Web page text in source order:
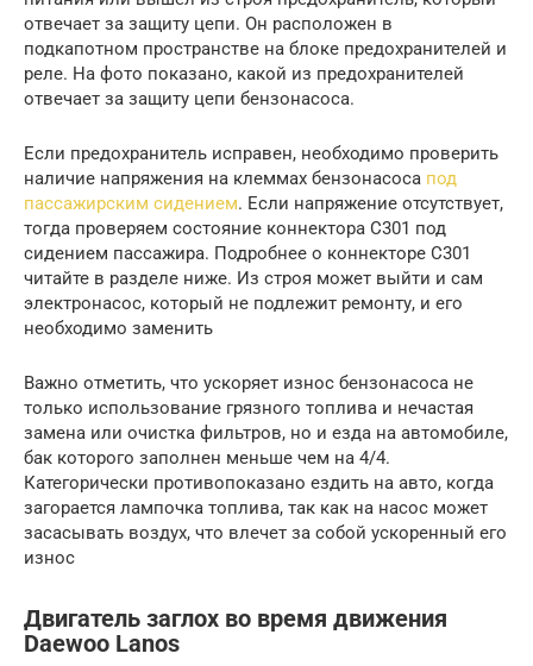
отвечает за защиту цепи. Он расположен в
подкапотном пространстве на блоке предохранителей и
реле. На фото показано, какой из предохранителей
отвечает за защиту цепи бензонасоса.
Если предохранитель исправен, необходимо проверить
наличие напряжения на клеммах бензонасоса под
пассажирским сидением. Если напряжение отсутствует,
тогда проверяем состояние коннектора C301 под
сидением пассажира. Подробнее о коннекторе C301
читайте в разделе ниже. Из строя может выйти и сам
электронасос, который не подлежит ремонту, и его
необходимо заменить
Важно отметить, что ускоряет износ бензонасоса не
только использование грязного топлива и нечастая
замена или очистка фильтров, но и езда на автомобиле,
бак которого заполнен меньше чем на 4/4.
Категорически противопоказано ездить на авто, когда
загорается лампочка топлива, так как на насос может
засасывать воздух, что влечет за собой ускоренный его
износ
Двигатель заглох во время движения
Daewoo Lanos